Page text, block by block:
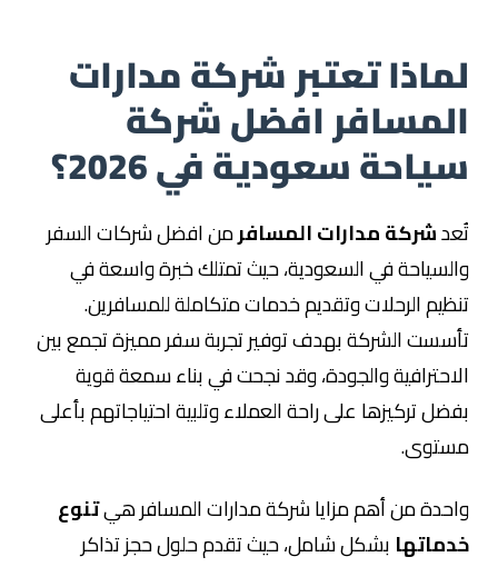
لماذا تعتبر شركة مدارات
المسافر افضل شركة
سياحة سعودية في 2026؟
تُعدشركة مدارات المسافرمن افضل شركات السفر
والسياحة في السعودية، حيث تمتلك خبرة واسعة في
تنظيم الرحلات وتقديم خدمات متكاملة للمسافرين.
تأسست الشركة بهدف توفير تجربة سفر مميزة تجمع بين
الاحترافية والجودة، وقد نجحت في بناء سمعة قوية
بفضل تركيزها على راحة العملاء وتلبية احتياجاتهم بأعلى
مستوى.
واحدة من أهم مزايا شركة مدارات المسافر هيتنوع
خدماتها بشكل شامل، حيث تقدم حلول حجز تذاكر